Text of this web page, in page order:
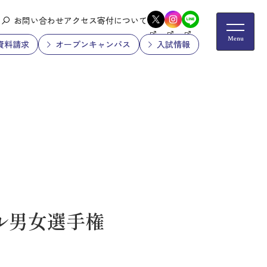
お問い合わせアクセス寄付について
料請求 オープンキャンパス 入試情報
男女選手権